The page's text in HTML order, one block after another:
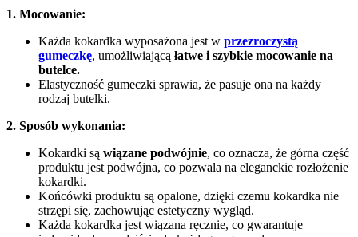
1. Mocowanie:
Każda kokardka wyposażona jest w przezroczystą
gumeczkę, umożliwiającą łatwe i szybkie mocowanie na
butelce.
Elastyczność gumeczki sprawia, że pasuje ona na każdy
rodzaj butelki.
2. Sposób wykonania:
Kokardki są wiązane podwójnie, co oznacza, że górna część
produktu jest podwójna, co pozwala na eleganckie rozłożenie
kokardki.
Końcówki produktu są opalone, dzięki czemu kokardka nie
strzępi się, zachowując estetyczny wygląd.
Każda kokardka jest wiązana ręcznie, co gwarantuje